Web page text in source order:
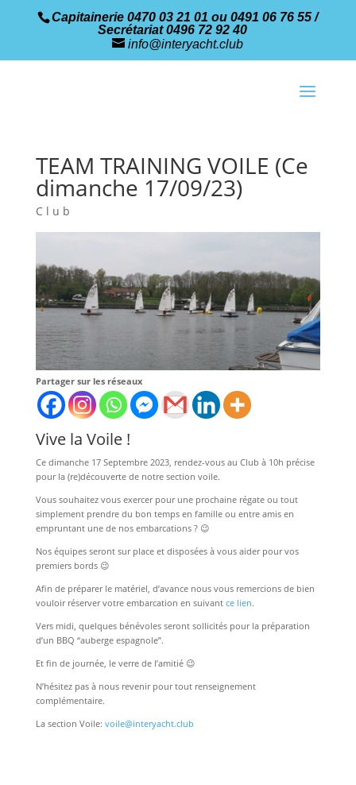
Capitainerie 0470 03 21 01 ou 0491 06 76 55 /
Secrétariat 0496 72 92 40
info@interyacht.club
TEAM TRAINING VOILE (Ce
dimanche 17/09/23)
Club
Partager sur les réseaux
Vive la Voile !
Ce dimanche 17 Septembre 2023, rendez-vous au Club à 10h précise
pour la (re)découverte de notre section voile.
Vous souhaitez vous exercer pour une prochaine régate ou tout
simplement prendre du bon temps en famille ou entre amis en
empruntant une de nos embarcations ? 😉
Nos équipes seront sur place et disposées à vous aider pour vos
premiers bords 😉
Afin de préparer le matériel, d’avance nous vous remercions de bien
vouloir réserver votre embarcation en suivant ce lien.
Vers midi, quelques bénévoles seront sollicités pour la préparation
d’un BBQ “auberge espagnole”.
Et fin de journée, le verre de l’amitié 😉
N’hésitez pas à nous revenir pour tout renseignement
complémentaire.
La section Voile: voile@interyacht.club